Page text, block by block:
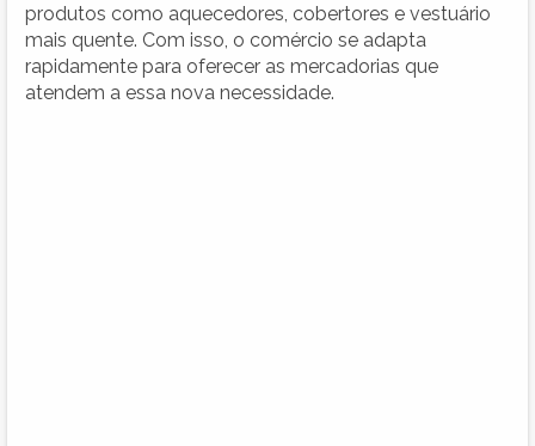
produtos como aquecedores, cobertores e vestuário
mais quente. Com isso, o comércio se adapta
rapidamente para oferecer as mercadorias que
atendem a essa nova necessidade.